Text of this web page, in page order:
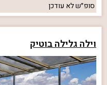
סופ״שלא עודכן
וילה גלילה בוטיק